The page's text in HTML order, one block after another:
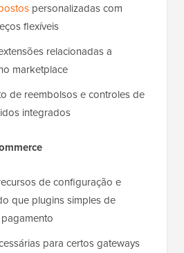
personalizadas com
flexíveis
relacionadas a
marketplace
de reembolsos e controles de
integrados
de configuração e
que plugins simples de
para certos gateways